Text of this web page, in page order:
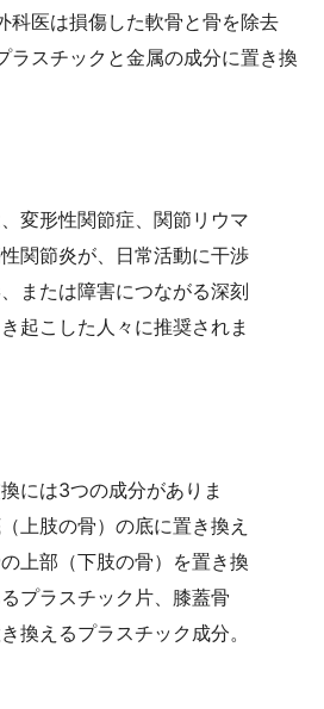
科医は損傷した軟骨と骨を除去
ラスチックと金属の成分に置き換
変形性関節症、関節リウマ
関節炎が、日常活動に干渉
または障害につながる深刻
起こした人々に推奨されま
には3つの成分がありま
上肢の骨）の底に置き換え
上部（下肢の骨）を置き換
プラスチック片、膝蓋骨
換えるプラスチック成分。